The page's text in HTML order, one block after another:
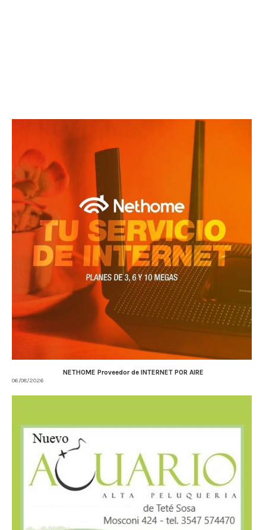
NETHOME Proveedor de INTERNET POR AIRE
06/08/2026